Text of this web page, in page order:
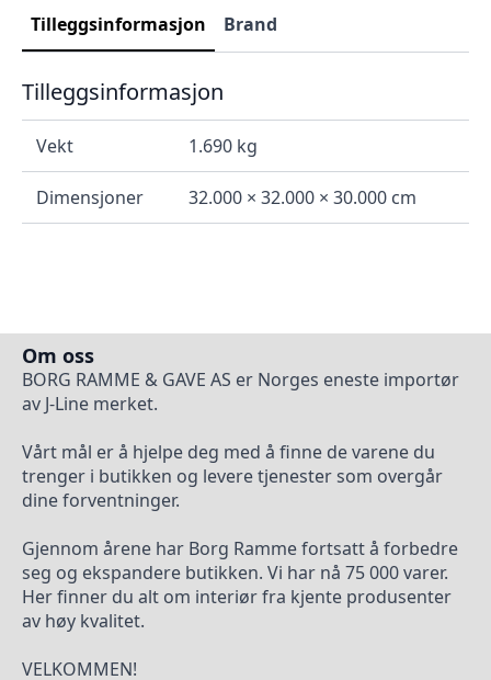
Tilleggsinformasjon Brand
Tilleggsinformasjon
Vekt 1.690 kg
Dimensjoner 32.000 × 32.000 × 30.000 cm
Om oss
BORG RAMME & GAVE AS er Norges eneste importør
av J-Line merket.
Vårt mål er å hjelpe deg med å finne de varene du
trenger i butikken og levere tjenester som overgår
dine forventninger.
Gjennom årene har Borg Ramme fortsatt å forbedre
seg og ekspandere butikken. Vi har nå 75 000 varer.
Her finner du alt om interiør fra kjente produsenter
av høy kvalitet.
VELKOMMEN!